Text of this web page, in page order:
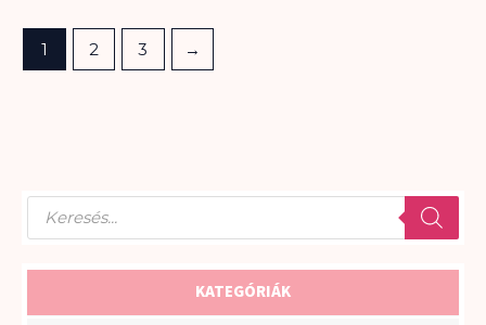
d
c
KATEGÓRIÁK
1 2 3 →